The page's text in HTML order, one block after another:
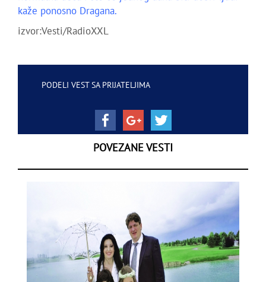
kaže ponosno Dragana.
izvor:Vesti/RadioXXL
PODELI VEST SA PRIJATELJIMA
POVEZANE VESTI